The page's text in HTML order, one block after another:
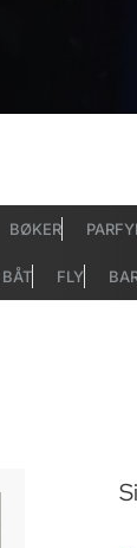
BØKER
BÅT FLY